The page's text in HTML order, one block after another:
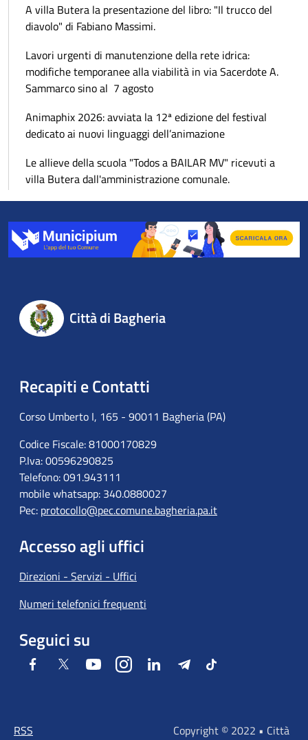
A villa Butera la presentazione del libro: "Il trucco del
diavolo" di Fabiano Massimi.
Lavori urgenti di manutenzione della rete idrica:
modifiche temporanee alla viabilità in via Sacerdote A.
Sammarco sino al 7 agosto
Animaphix 2026: avviata la 12ª edizione del festival
dedicato ai nuovi linguaggi dell’animazione
Le allieve della scuola "Todos a BAILAR MV" ricevuti a
villa Butera dall'amministrazione comunale.
Città di Bagheria
Recapiti e Contatti
Corso Umberto I, 165 - 90011 Bagheria (PA)
Codice Fiscale: 81000170829
P.Iva: 00596290825
Telefono: 091.943111
mobile whatsapp: 340.0880027
Pec: protocollo@pec.comune.bagheria.pa.it
Accesso agli uffici
Direzioni - Servizi - Uffici
Numeri telefonici frequenti
Seguici su
Facebook Twitter YoutubeInstagramLinkedIn TelegramTiktok
RSS
Copyright © 2022 • Città